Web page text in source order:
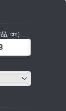
, cm)